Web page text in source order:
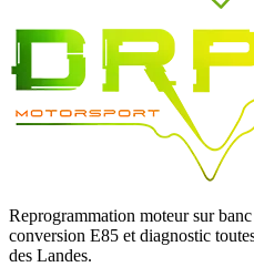
Reprogrammation moteur sur
conversion E85 et diagnostic
des Landes.